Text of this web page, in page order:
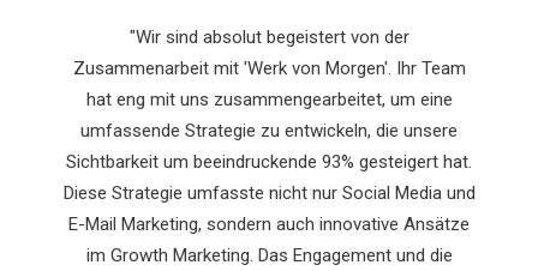
"Wir sind absolut begeistert von der
Zusammenarbeit mit 'Werk von Morgen'. Ihr Team
hat eng mit uns zusammengearbeitet, um eine
umfassende Strategie zu entwickeln, die unsere
Sichtbarkeit um beeindruckende 93% gesteigert hat.
Diese Strategie umfasste nicht nur Social Media und
E-Mail Marketing, sondern auch innovative Ansätze
im Growth Marketing. Das Engagement und die